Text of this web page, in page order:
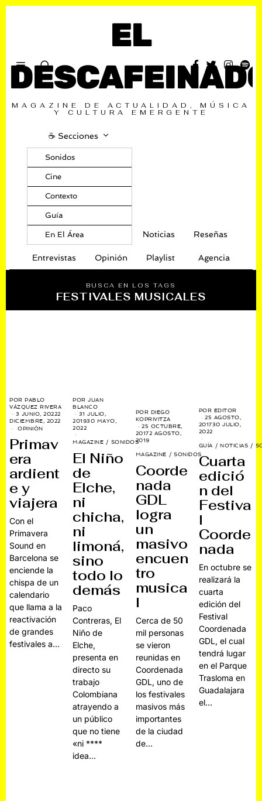
EL
MAGAZINE DE ACTUALIDAD, MÚSICA
Y CULTURA EMERGENTE
☕️ Secciones
Sonidos
Cine
Contexto
Guía
En El Área Noticias Reseñas
Entrevistas Opinión Playlist Agencia
BUSCA EN LOS TAGS
FESTIVALES MUSICALES
PORPABLO
VÁZQUEZ RIVERA
3 JUNIO, 20222
DICIEMBRE, 2022
OPINIÓN
Primav
era
ardient
e y
viajera
Con el
Primavera
Sound en
Barcelona se
enciende la
chispa de un
calendario
que llama a la
reactivación
de grandes
festivales a…
PORJUAN
BLANCO
31 JULIO,
201930 MAYO,
2022
MAGAZINE / SONIDOS
El Niño
de
Elche,
ni
chicha,
ni
limoná,
sino
todo lo
demás
Paco
Contreras, El
Niño de
Elche,
presenta en
directo su
trabajo
Colombiana
atrayendo a
un público
que no tiene
«ni ****
idea…
POR DIEGO
KOPRIVITZA
25 OCTUBRE,
20172 AGOSTO,
2019
MAGAZINE / SONIDOS
Coorde
nada
GDL
logra
un
masivo
encuen
tro
musica
l
Cerca de 50
mil personas
se vieron
reunidas en
Coordenada
GDL, uno de
los festivales
masivos más
importantes
de la ciudad
de…
POR EDITOR
25 AGOSTO,
201730 JULIO,
2022
GUÍA / NOTICIAS /
Cuarta
edició
n del
Festiva
l
Coorde
nada
En octubre se
realizará la
cuarta
edición del
Festival
Coordenada
GDL, el cual
tendrá lugar
en el Parque
Trasloma en
Guadalajara
el…